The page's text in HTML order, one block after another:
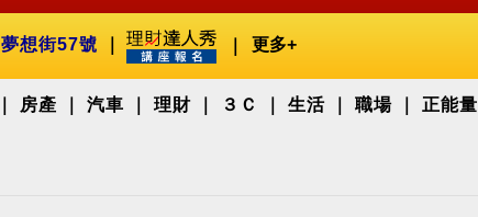
夢想街57號 更多+
房產 汽車 理財 ３Ｃ 生活 職場 正能量